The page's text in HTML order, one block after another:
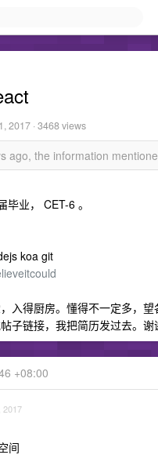
2017 · 3468 views
ago, the information
毕业， CET-6 。
koa git
入得厨房。懂得不一定多，
子链接，我把简历发过去。谢
+08:00
2017
间